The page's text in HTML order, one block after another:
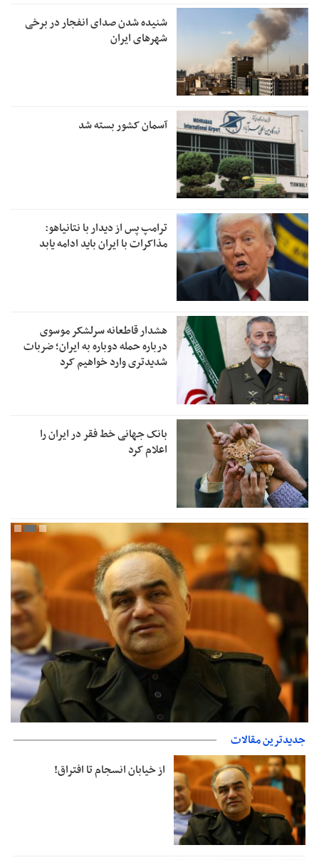
شنیده شدن صدای انفجار در برخی
شهرهای ایران
آسمان کشور بسته شد
ترامپ پس از دیدار با نتانیاهو:
مذاکرات با ایران باید ادامه یابد
هشدار قاطعانه سرلشکر موسوی
درباره حمله دوباره به ایران؛ ضربات
شدیدتری وارد خواهیم کرد
بانک جهانی خط فقر در ایران را
اعلام کرد
از خیابان انسجام تا افتراق!
جدیدترین مقالات
از خیابان انسجام تا افتراق!